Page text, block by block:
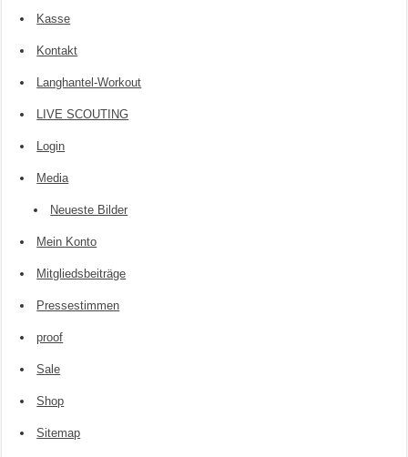
Kasse
Kontakt
Langhantel-Workout
LIVE SCOUTING
Login
Media
Neueste Bilder
Mein Konto
Mitgliedsbeiträge
Pressestimmen
proof
Sale
Shop
Sitemap